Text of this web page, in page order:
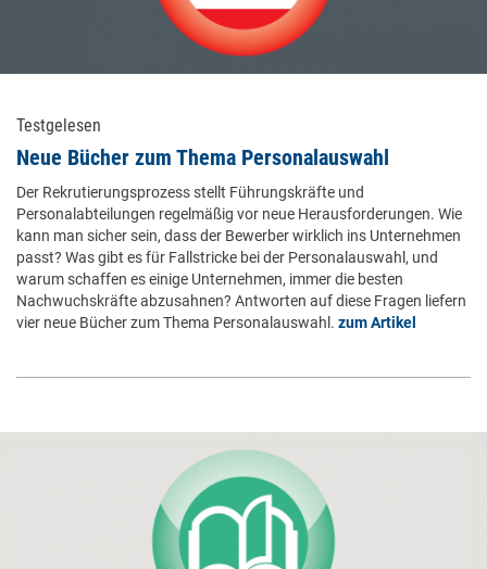
Testgelesen
Neue Bücher zum Thema Personalauswahl
Der Rekrutierungsprozess stellt Führungskräfte und
Personalabteilungen regelmäßig vor neue Herausforderungen. Wie
kann man sicher sein, dass der Bewerber wirklich ins Unternehmen
passt? Was gibt es für Fallstricke bei der Personalauswahl, und
warum schaffen es einige Unternehmen, immer die besten
Nachwuchskräfte abzusahnen? Antworten auf diese Fragen liefern
vier neue Bücher zum Thema Personalauswahl. zum Artikel